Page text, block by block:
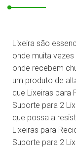
Lixeira são
onde muita
onde recebem
um produto de
que Lixeiras para
Suporte para 2
que possa a
Lixeiras para
Suporte para 2